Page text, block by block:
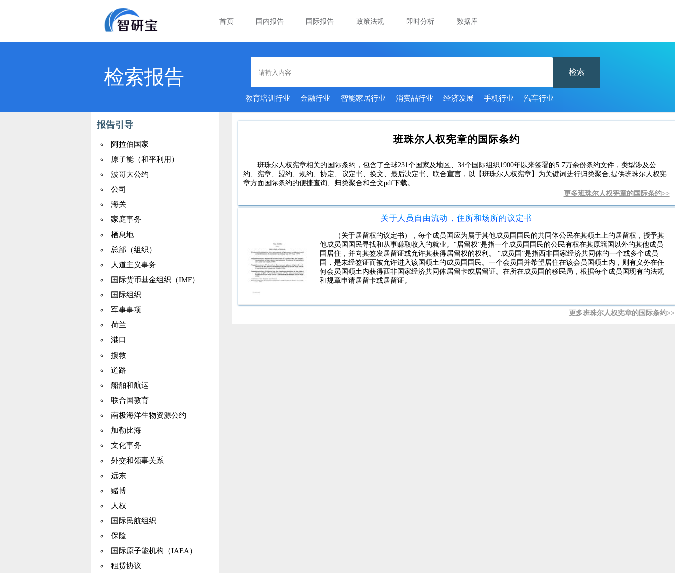
首页 国内报告 国际报告 政策法规 即时分析 数据库
检索报告 检索
教育培训行业 金融行业 智能家居行业 消费品行业 经济发展 手机行业 汽车行业
报告引导
阿拉伯国家
原子能（和平利用）
波哥大公约
公司
海关
家庭事务
栖息地
总部（组织）
人道主义事务
国际货币基金组织（IMF）
国际组织
军事事项
荷兰
港口
援救
道路
船舶和航运
联合国教育
南极海洋生物资源公约
加勒比海
文化事务
外交和领事关系
远东
赌博
人权
国际民航组织
保险
国际原子能机构（IAEA）
租赁协议
班珠尔人权宪章的国际条约
班珠尔人权宪章相关的国际条约，包含了全球231个国家及地区、34个国际组织1900年以来签署的5.7万余份条约文件，类型涉及公
约、宪章、盟约、规约、协定、议定书、换文、最后决定书、联合宣言，以【班珠尔人权宪章】为关键词进行归类聚合,提供班珠尔人权宪
章方面国际条约的便捷查询、归类聚合和全文pdf下载。
更多班珠尔人权宪章的国际条约>>
关于人员自由流动，住所和场所的议定书
（关于居留权的议定书），每个成员国应为属于其他成员国国民的共同体公民在其领土上的居留权，授予其
他成员国国民寻找和从事赚取收入的就业。“居留权”是指一个成员国国民的公民有权在其原籍国以外的其他成员
国居住，并向其签发居留证或允许其获得居留权的权利。 “成员国”是指西非国家经济共同体的一个或多个成员
国，是未经签证而被允许进入该国领土的成员国国民。一个会员国并希望居住在该会员国领土内，则有义务在任
何会员国领土内获得西非国家经济共同体居留卡或居留证。在所在成员国的移民局，根据每个成员国现有的法规
和规章申请居留卡或居留证。
更多班珠尔人权宪章的国际条约>>